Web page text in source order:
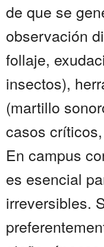
de que se
observación
follaje,
insectos),
(martillo
casos
En campus
es esencial
irreversibles.